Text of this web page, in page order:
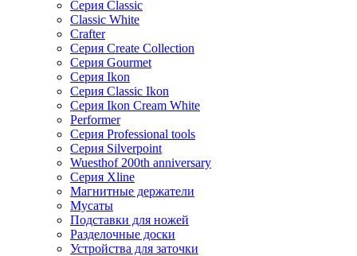
Серия Classic
Classic White
Crafter
Серия Create Collection
Серия Gourmet
Серия Ikon
Серия Classic Ikon
Серия Ikon Cream White
Performer
Серия Professional tools
Серия Silverpoint
Wuesthof 200th anniversary
Серия Xline
Магнитные держатели
Мусаты
Подставки для ножей
Разделочные доски
Устройства для заточки